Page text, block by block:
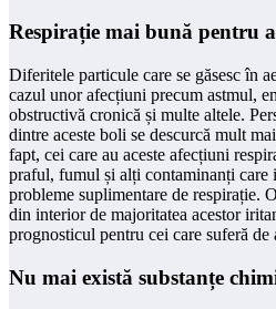
Respirație mai bună pentru
Diferitele particule care se găsesc în
cazul unor afecțiuni precum astmul,
obstructivă cronică și multe altele.
dintre aceste boli se descurcă mult
fapt, cei care au aceste afecțiuni
praful, fumul și alți contaminanți care
probleme suplimentare de respirație.
din interior de majoritatea acestor
prognosticul pentru cei care suferă de
Nu mai există substanțe